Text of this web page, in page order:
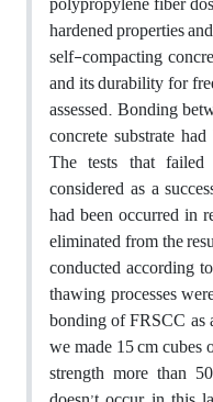
hardened properties
self-compacting
and its durability for
assessed. Bonding
concrete substrate
The tests that
considered as a
had been occurred in
eliminated from the
conducted according
thawing processes
bonding of FRSCC as
we made 15 cm cubes
strength more than